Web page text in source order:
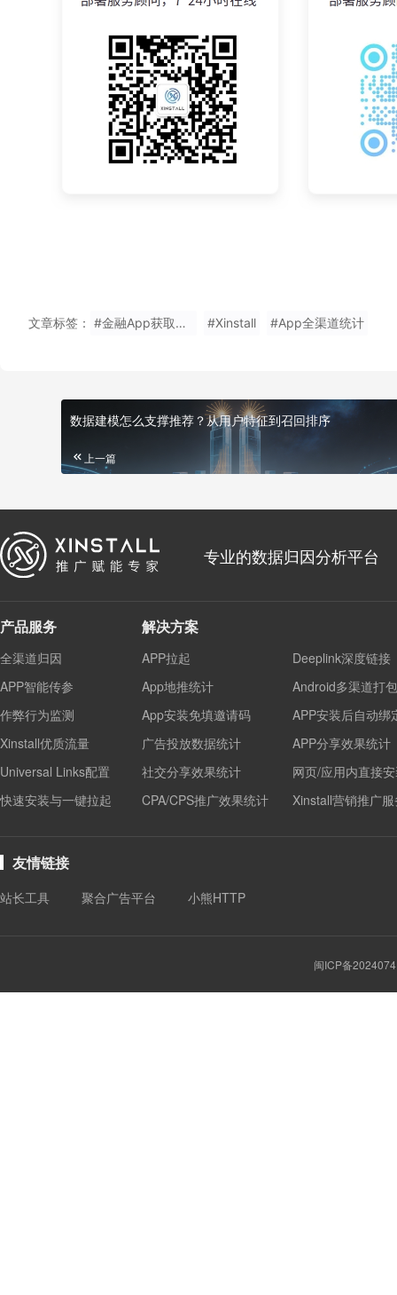
文章标签： #金融App获取安装页信息 #Xinstall #App全渠道统计
数据建模怎么支撑推荐？从用户特征到召回排序
上一篇
专业的数据归因分析平台
产品服务
全渠道归因
APP智能传参
作弊行为监测
Xinstall优质流量
Universal Links配置
快速安装与一键拉起
解决方案
APP拉起
Deeplink深度链接
App地推统计
Android多渠道打包
App安装免填邀请码
APP安装后自动绑
广告投放数据统计
APP分享效果统计
社交分享效果统计
网页/应用内直接
CPA/CPS推广效果统计
Xinstall营销推广
友情链接
站长工具 聚合广告平台 小熊HTTP
闽ICP备